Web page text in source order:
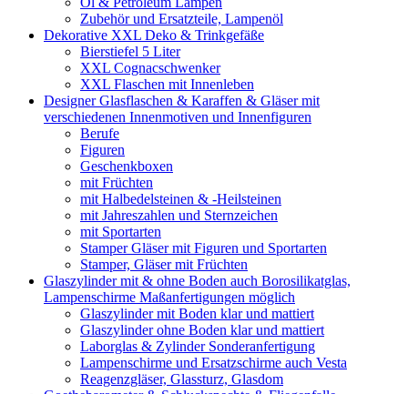
Zubehör und Ersatzteile, Lampenöl
Dekorative XXL Deko & Trinkgefäße
Bierstiefel 5 Liter
XXL Cognacschwenker
XXL Flaschen mit Innenleben
Designer Glasflaschen & Karaffen & Gläser mit
verschiedenen Innenmotiven und Innenfiguren
Berufe
Figuren
Geschenkboxen
mit Früchten
mit Halbedelsteinen & -Heilsteinen
mit Jahreszahlen und Sternzeichen
mit Sportarten
Stamper Gläser mit Figuren und Sportarten
Stamper, Gläser mit Früchten
Glaszylinder mit & ohne Boden auch Borosilikatglas,
Lampenschirme Maßanfertigungen möglich
Glaszylinder mit Boden klar und mattiert
Glaszylinder ohne Boden klar und mattiert
Laborglas & Zylinder Sonderanfertigung
Lampenschirme und Ersatzschirme auch Vesta
Reagenzgläser, Glassturz, Glasdom